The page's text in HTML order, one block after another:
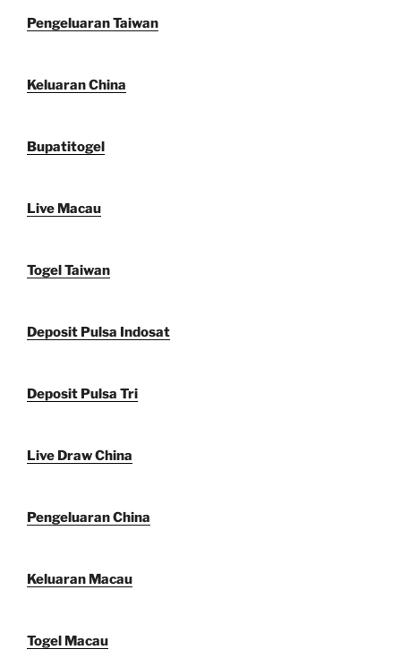
Pengeluaran Taiwan
Keluaran China
Bupatitogel
Live Macau
Togel Taiwan
Deposit Pulsa Indosat
Deposit Pulsa Tri
Live Draw China
Pengeluaran China
Keluaran Macau
Togel Macau